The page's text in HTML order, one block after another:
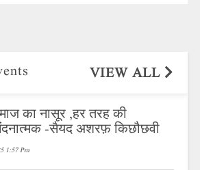
VIEW ALL
का नासूर ,हर तरह की
-सैयद अशरफ़ किछौछवी
1:57 Pm